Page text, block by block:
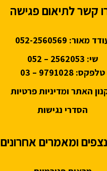
קשר לתיאום פגישה
מאור: 052-2560569
שי: 2562053 – 052
טלפקס: 9791028 – 03
האתר ומדיניות פרטיות
הסדרי נגישות
ומאמרים אחרונים